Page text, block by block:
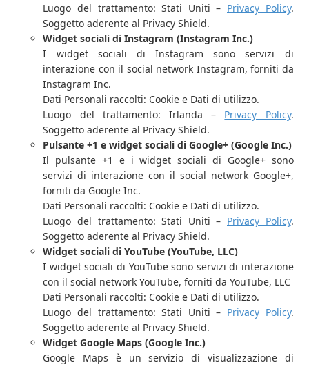
Luogo del trattamento: Stati Uniti – Privacy Policy.
Soggetto aderente al Privacy Shield.
Widget sociali di Instagram (Instagram Inc.)
I widget sociali di Instagram sono servizi di
interazione con il social network Instagram, forniti da
Instagram Inc.
Dati Personali raccolti: Cookie e Dati di utilizzo.
Luogo del trattamento: Irlanda – Privacy Policy.
Soggetto aderente al Privacy Shield.
Pulsante +1 e widget sociali di Google+ (Google Inc.)
Il pulsante +1 e i widget sociali di Google+ sono
servizi di interazione con il social network Google+,
forniti da Google Inc.
Dati Personali raccolti: Cookie e Dati di utilizzo.
Luogo del trattamento: Stati Uniti – Privacy Policy.
Soggetto aderente al Privacy Shield.
Widget sociali di YouTube (YouTube, LLC)
I widget sociali di YouTube sono servizi di interazione
con il social network YouTube, forniti da YouTube, LLC
Dati Personali raccolti: Cookie e Dati di utilizzo.
Luogo del trattamento: Stati Uniti – Privacy Policy.
Soggetto aderente al Privacy Shield.
Widget Google Maps (Google Inc.)
Google Maps è un servizio di visualizzazione di